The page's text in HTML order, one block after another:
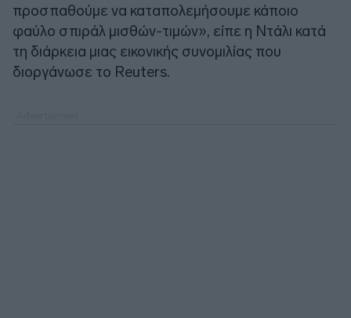
προσπαθούμε να καταπολεμήσουμε κάποιο
φαύλο σπιράλ μισθών-τιμών», είπε η Ντάλι κατά
τη διάρκεια μιας εικονικής συνομιλίας που
διοργάνωσε το Reuters.